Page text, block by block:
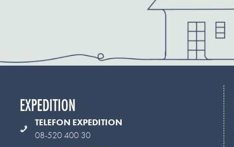
EXPEDITION
TELEFON EXPEDITION
08-520 400 30